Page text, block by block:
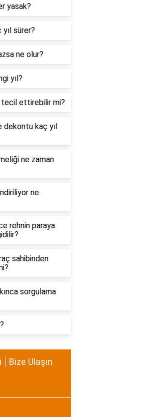
yasak?
yıl sürer?
ne olur?
yıl?
tecil ettirebilir mi?
dekontu kaç yıl
ne zaman
ne
rehnin paraya
sahibinden
sorgulama
Bize Ulaşın